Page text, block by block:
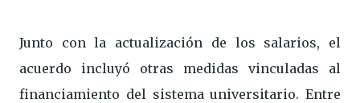
Junto con la actualización de los salarios, el
acuerdo incluyó otras medidas vinculadas al
financiamiento del sistema universitario. Entre